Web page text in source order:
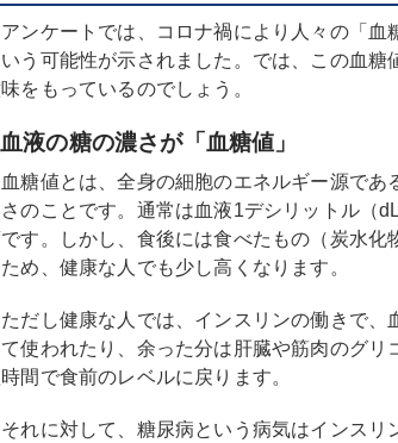
ンケートでは、コロナ禍により人々の「血
いう可能性が示されました。では、この血
をもっているのでしょう。
血液の糖の濃さが「血糖値」
糖値とは、全身の細胞のエネルギー源であ
のことです。通常は血液1デシリットル（
です。しかし、食後には食べたもの（炭水
め、健康な人でも少し高くなります。
だし健康な人では、インスリンの働きで、
て使われたり、余った分は肝臓や筋肉のグリ
間で食前のレベルに戻ります。
れに対して、糖尿病という病気はインスリ